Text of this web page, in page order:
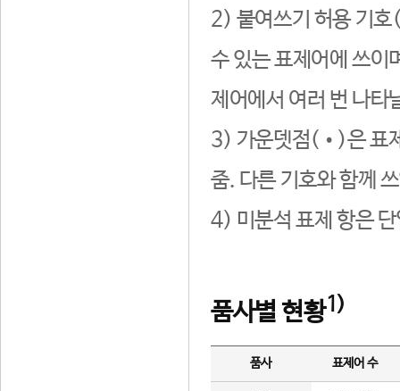
2) 붙여쓰기 허용 기호
수 있는 표제어에 쓰이
제어에서 여러 번 나타
3) 가운뎃점(•)은 표
줌. 다른 기호와 함께
4) 미분석 표제 항은
품사별 현황1)
품사 표제어 수